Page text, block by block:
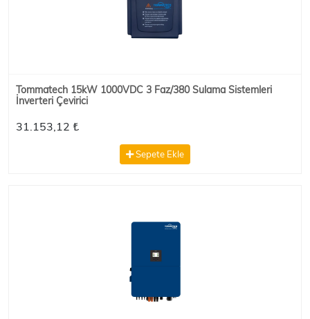
Tommatech 15kW 1000VDC 3 Faz/380 Sulama Sistemleri
İnverteri Çevirici
31.153,12 ₺
Sepete Ekle